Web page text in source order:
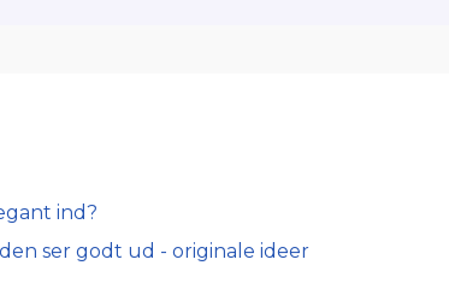
ind?
ser godt ud - originale ideer